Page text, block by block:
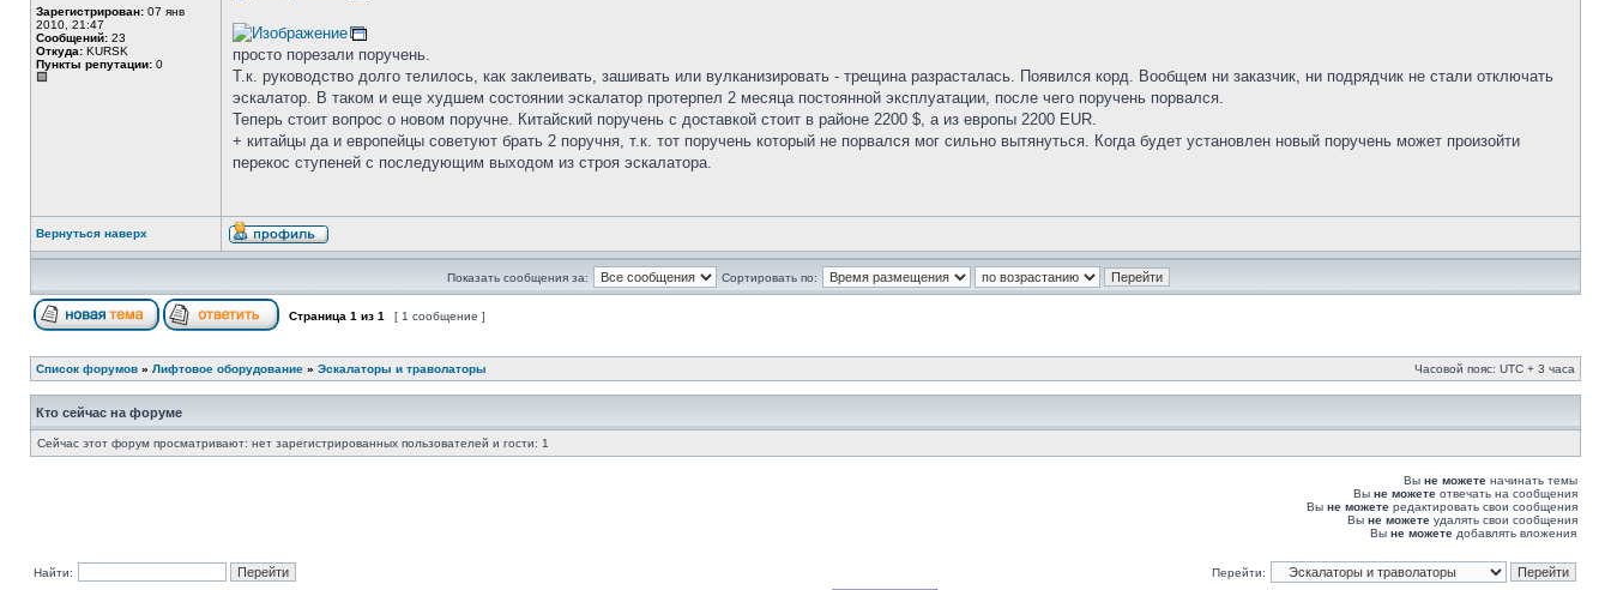
Зарегистрирован: 07 янв
2010, 21:47
Сообщений: 23
Откуда: KURSK
Пункты репутации: 0
просто порезали поручень.
Т.к. руководство долго телилось, как заклеивать, зашивать или вулканизировать - трещина разрасталась. Появился корд. Вообщем ни заказчик, ни подрядчик не стали отключать
эскалатор. В таком и еще худшем состоянии эскалатор протерпел 2 месяца постоянной эксплуатации, после чего поручень порвался.
Теперь стоит вопрос о новом поручне. Китайский поручень с доставкой стоит в районе 2200 $, а из европы 2200 EUR.
+ китайцы да и европейцы советуют брать 2 поручня, т.к. тот поручень который не порвался мог сильно вытянуться. Когда будет установлен новый поручень может произойти
перекос ступеней с последующим выходом из строя эскалатора.
Вернуться наверх
Показать сообщения за: Сортировать по:
Страница 1 из 1 [ 1 сообщение ]
Список форумов » Лифтовое оборудование » Эскалаторы и траволаторы Часовой пояс: UTC + 3 часа
Кто сейчас на форуме
Сейчас этот форум просматривают: нет зарегистрированных пользователей и гости: 1
Вы не можете начинать темы
Вы не можете отвечать на сообщения
Вы не можете редактировать свои сообщения
Вы не можете удалять свои сообщения
Вы не можете добавлять вложения
Найти: Перейти: